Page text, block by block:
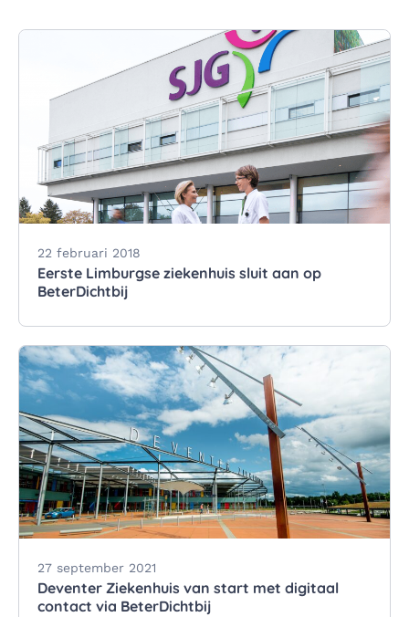
22 februari 2018
Eerste Limburgse ziekenhuis sluit aan op
BeterDichtbij
27 september 2021
Deventer Ziekenhuis van start met digitaal
contact via BeterDichtbij